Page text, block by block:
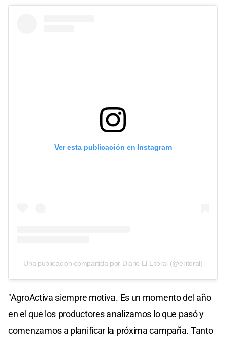
Ver esta publicación en Instagram
Una publicación compartida por Diario El Litoral (@ellitoral)
"AgroActiva siempre motiva. Es un momento del año
en el que los productores analizamos lo que pasó y
comenzamos a planificar la próxima campaña. Tanto